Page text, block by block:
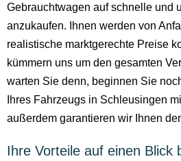
Gebrauchtwagen auf schnelle und
anzukaufen. Ihnen werden von
realistische marktgerechte Preise
kümmern uns um den gesamten
warten Sie denn, beginnen Sie
Ihres Fahrzeugs in Schleusingen
außerdem garantieren wir Ihnen
Ihre Vorteile auf einen Blick